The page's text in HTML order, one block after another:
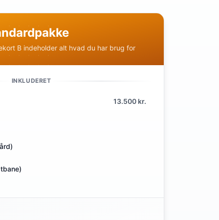
B indeholder alt hvad du har brug for
INKLUDERET
13.500 kr.